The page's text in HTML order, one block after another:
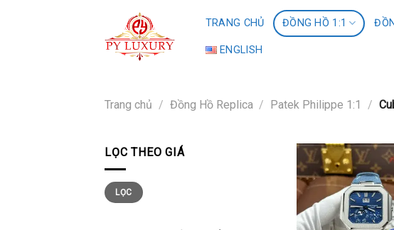
TRANG CHỦ ĐỒNG HỒ 1:1
ENGLISH
Trang chủ / Đồng Hồ Replica / Patek Philippe 1:1 /
LỌC THEO GIÁ
Giá
thấp
nhất
Giá
cao
nhất
LỌC